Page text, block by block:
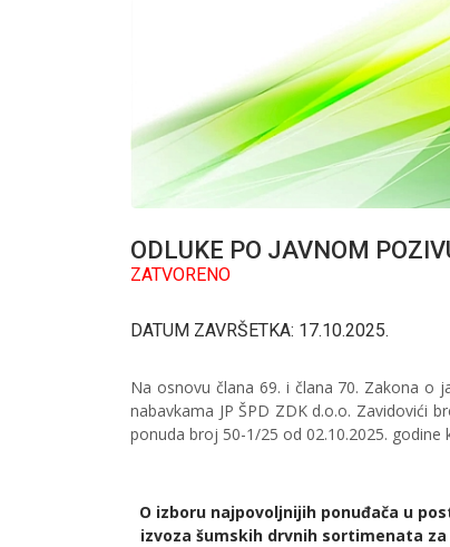
ODLUKE PO JAVNOM
ZATVORENO
DATUM ZAVRŠETKA: 17.10.2025.
Na osnovu člana 69. i člana 70. Zakona o
nabavkama JP ŠPD ZDK d.o.o. Zavidovići
ponuda broj 50-1/25 od 02.10.2025.
O izboru najpovoljnijih ponuđača u
izvoza šumskih drvnih sortimenata za